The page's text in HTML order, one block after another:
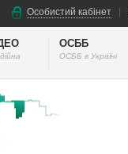
Особистий кабінет
ОСББ
ОСББ в Україні